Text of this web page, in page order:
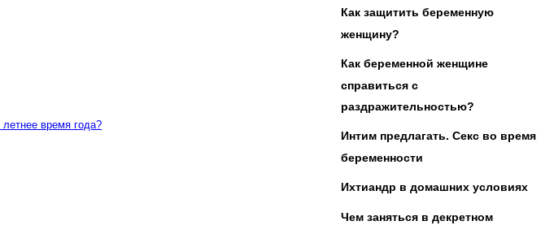
Как защитить беременную
женщину?
Как беременной женщине
справиться с
раздражительностью?
Интим предлагать. Секс во время
беременности
Ихтиандр в домашних условиях
Чем заняться в декретном
время года?